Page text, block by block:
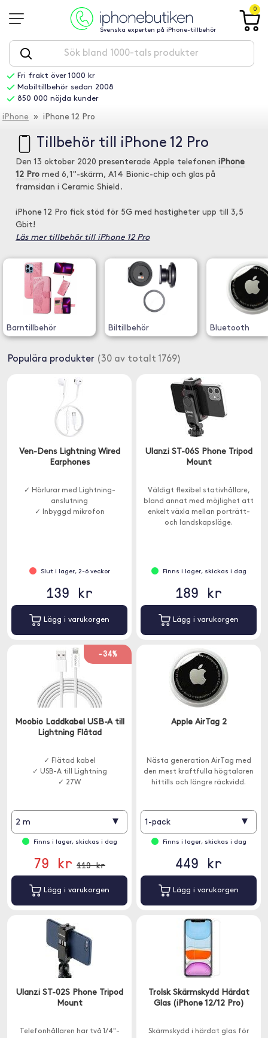
Svenska experten på iPhone-tillbehör
0
Fri frakt över 1000 kr
Mobiltillbehör sedan 2008
850 000 nöjda kunder
iPhone » iPhone 12 Pro
Tillbehör till iPhone 12 Pro
Den 13 oktober 2020 presenterade Apple telefonen iPhone
12 Pro med 6,1"-skärm, A14 Bionic-chip och glas på
framsidan i Ceramic Shield.
iPhone 12 Pro fick stöd för 5G med hastigheter upp till 3,5
Gbit!
Läs mer tillbehör till iPhone 12 Pro
Barntillbehör Biltillbehör Bluetooth
Populära produkter (30 av totalt 1769)
Ven-Dens Lightning Wired
Earphones
✓ Hörlurar med Lightning-
anslutning
✓ Inbyggd mikrofon
Slut i lager, 2-6 veckor
139 kr
Lägg i varukorgen
Ulanzi ST-06S Phone Tripod
Mount
Väldigt flexibel stativhållare,
bland annat med möjlighet att
enkelt växla mellan porträtt-
och landskapsläge.
Finns i lager, skickas i dag
189 kr
Lägg i varukorgen
-34%
Moobio Laddkabel USB-A till
Lightning Flätad
✓ Flätad kabel
✓ USB-A till Lightning
✓ 27W
2 m ▾
Finns i lager, skickas i dag
79 kr 119 kr
Lägg i varukorgen
Apple AirTag 2
Nästa generation AirTag med
den mest kraftfulla högtalaren
hittills och längre räckvidd.
1-pack ▾
Finns i lager, skickas i dag
449 kr
Lägg i varukorgen
Ulanzi ST-02S Phone Tripod
Mount
Telefonhållaren har två 1/4"-
Trolsk Skärmskydd Härdat
Glas (iPhone 12/12 Pro)
Skärmskydd i härdat glas för